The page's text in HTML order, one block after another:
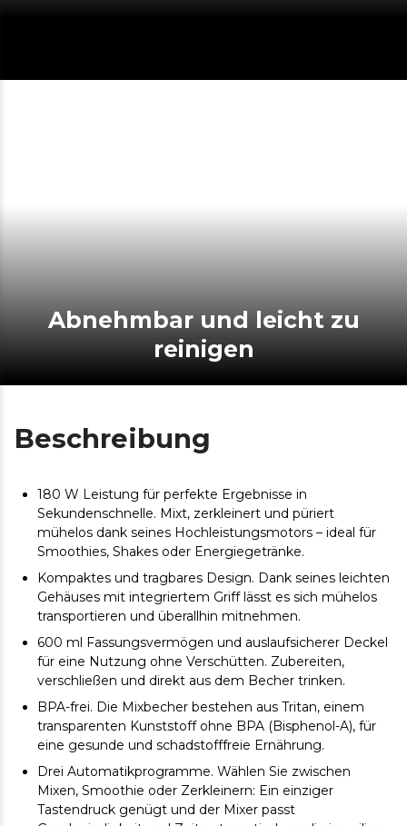
Abnehmbar und leicht zu
reinigen
Beschreibung
180 W Leistung für perfekte Ergebnisse in
Sekundenschnelle. Mixt, zerkleinert und püriert
mühelos dank seines Hochleistungsmotors – ideal für
Smoothies, Shakes oder Energiegetränke.
Kompaktes und tragbares Design. Dank seines leichten
Gehäuses mit integriertem Griff lässt es sich mühelos
transportieren und überallhin mitnehmen.
600 ml Fassungsvermögen und auslaufsicherer Deckel
für eine Nutzung ohne Verschütten. Zubereiten,
verschließen und direkt aus dem Becher trinken.
BPA-frei. Die Mixbecher bestehen aus Tritan, einem
transparenten Kunststoff ohne BPA (Bisphenol-A), für
eine gesunde und schadstofffreie Ernährung.
Drei Automatikprogramme. Wählen Sie zwischen
Mixen, Smoothie oder Zerkleinern: Ein einziger
Tastendruck genügt und der Mixer passt